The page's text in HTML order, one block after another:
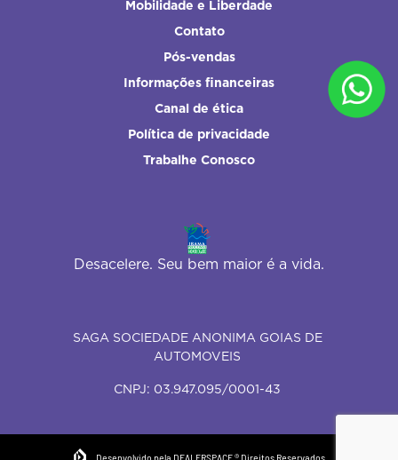
Mobilidade e Liberdade
Contato
Pós-vendas
Informações financeiras
Canal de ética
Política de privacidade
Trabalhe Conosco
Desacelere. Seu bem maior é a vida.
SAGA SOCIEDADE ANONIMA GOIAS DE
AUTOMOVEIS
CNPJ: 03.947.095/0001-43
Desenvolvido pela DEALERSPACE ® Direitos Reservados.